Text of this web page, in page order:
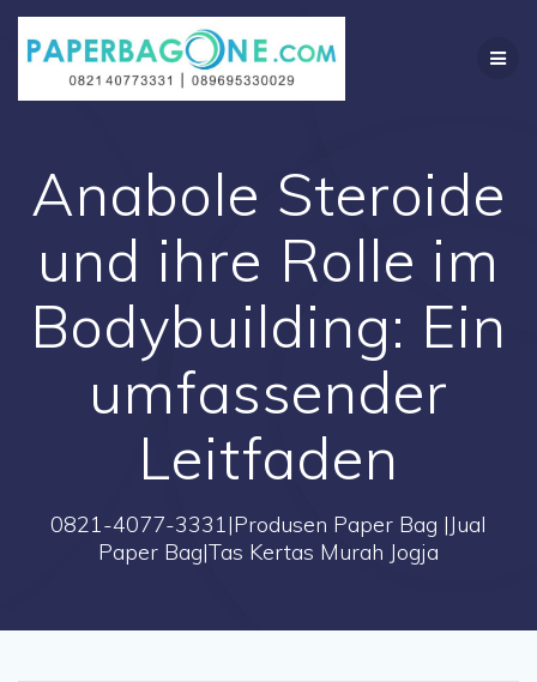
Skip
content
Anabole Steroide
und ihre Rolle im
Bodybuilding: Ein
umfassender
Leitfaden
0821-4077-3331|Produsen Paper Bag |Jual
Paper Bag|Tas Kertas Murah Jogja